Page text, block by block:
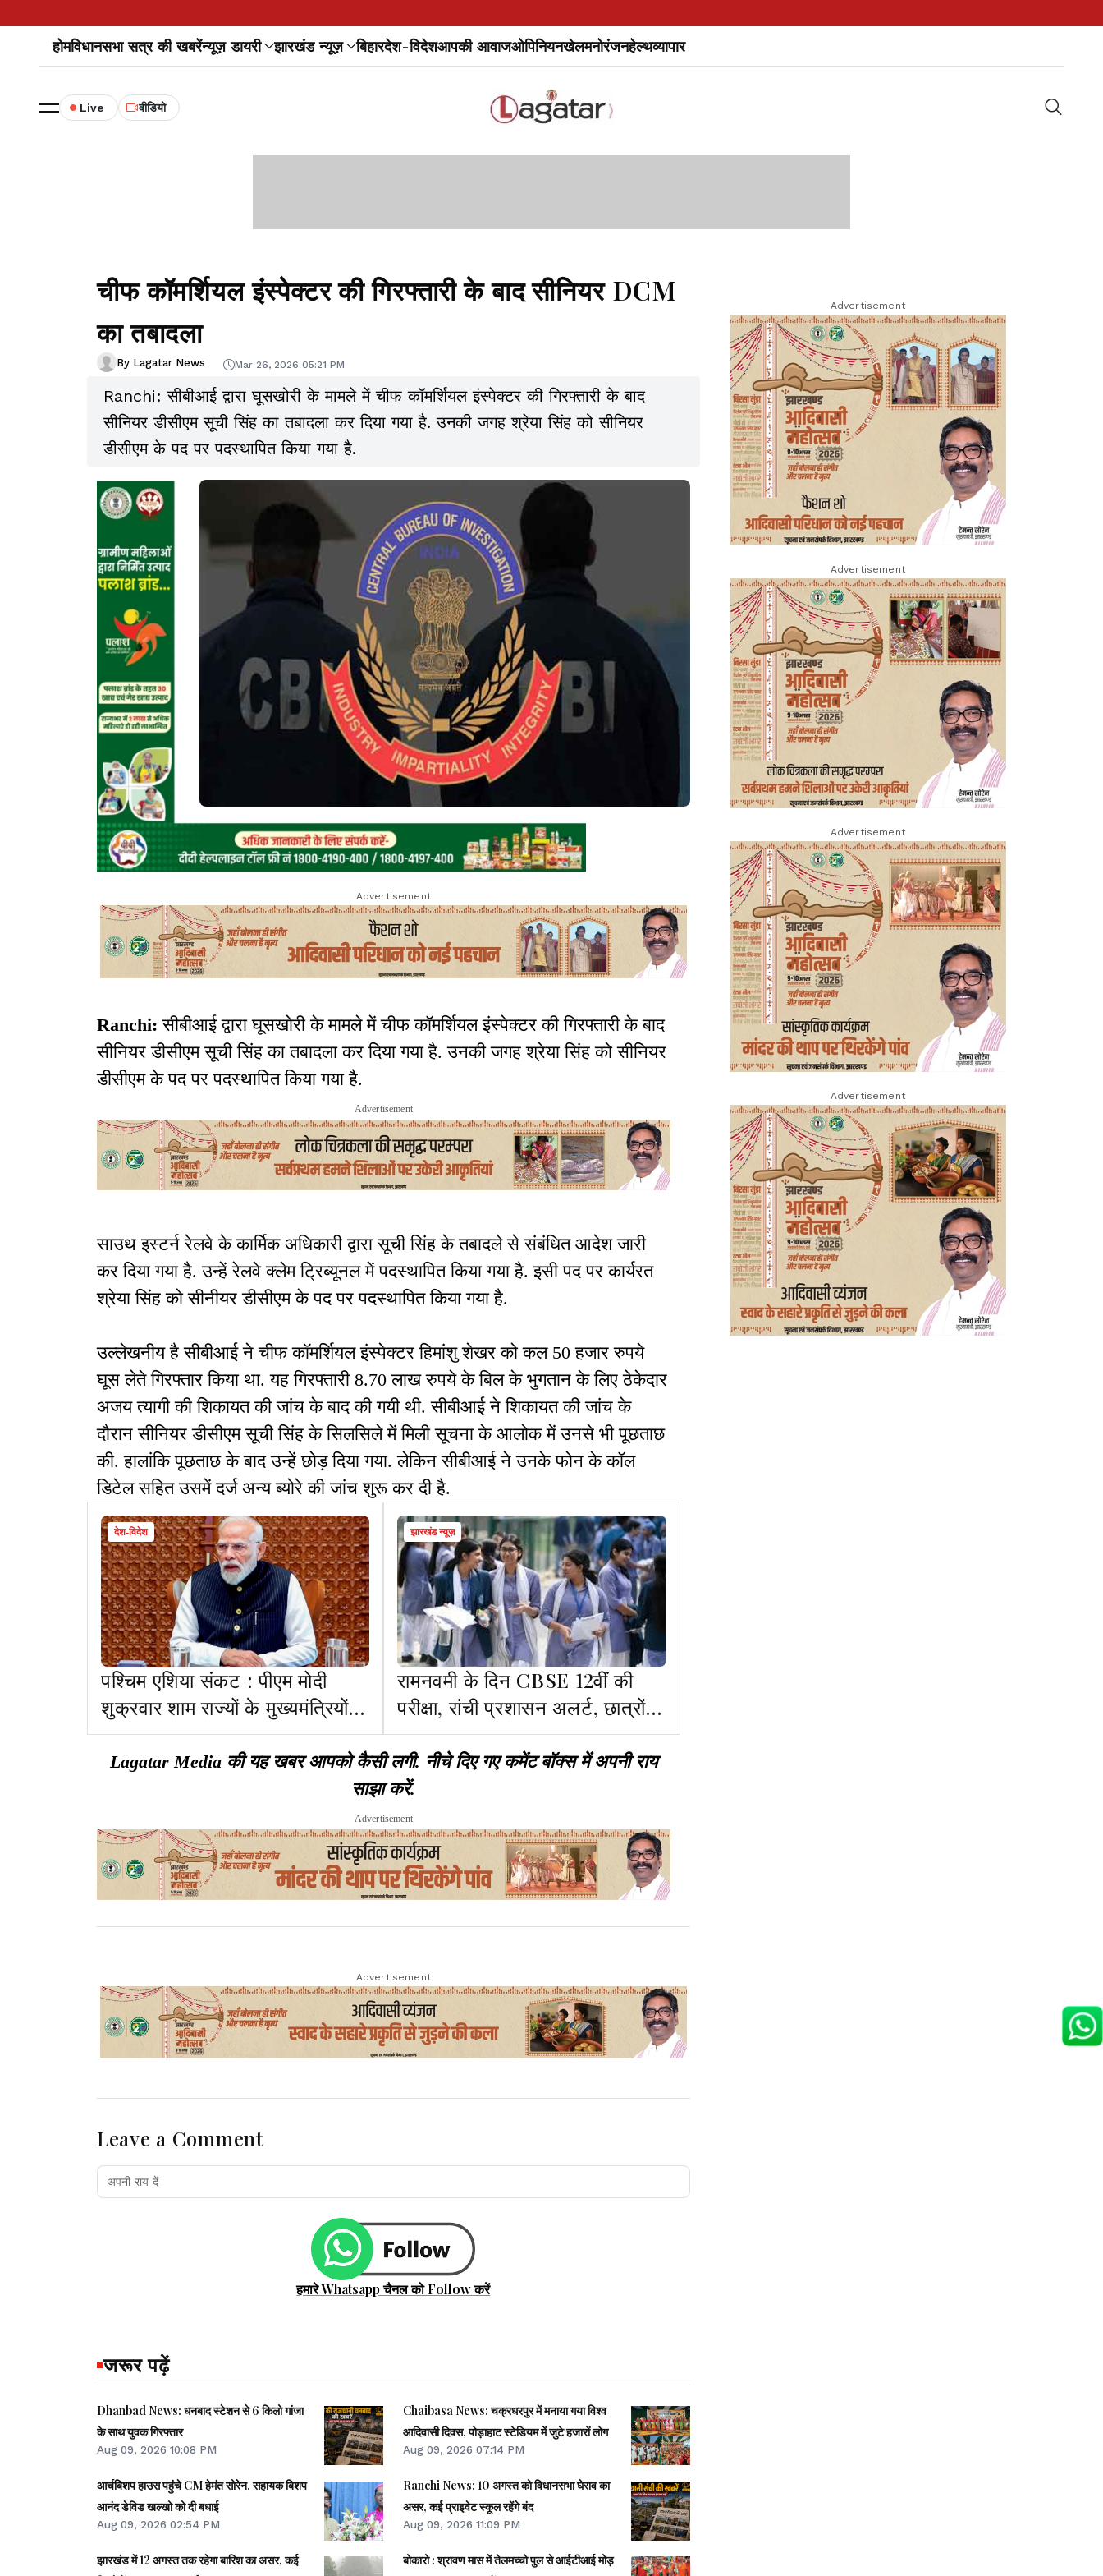
होमविधानसभा सत्र की खबरेंन्यूज़ डायरी झारखंड न्यूज़ बिहारदेश-विदेशआपकी आवाजओपिनियनखेलमनोरंजनहेल्थव्यापार
Live वीडियो
चीफ कॉमर्शियल इंस्पेक्टर की गिरफ्तारी के बाद सीनियर DCM
का तबादला
By Lagatar News Mar 26, 2026 05:21 PM
Ranchi: सीबीआई द्वारा घूसखोरी के मामले में चीफ कॉमर्शियल इंस्पेक्टर की गिरफ्तारी के बाद
सीनियर डीसीएम सूची सिंह का तबादला कर दिया गया है. उनकी जगह श्रेया सिंह को सीनियर
डीसीएम के पद पर पदस्थापित किया गया है.
Advertisement
Ranchi: सीबीआई द्वारा घूसखोरी के मामले में चीफ कॉमर्शियल इंस्पेक्टर की गिरफ्तारी के बाद
सीनियर डीसीएम सूची सिंह का तबादला कर दिया गया है. उनकी जगह श्रेया सिंह को सीनियर
डीसीएम के पद पर पदस्थापित किया गया है.
Advertisement
साउथ इस्टर्न रेलवे के कार्मिक अधिकारी द्वारा सूची सिंह के तबादले से संबंधित आदेश जारी
कर दिया गया है. उन्हें रेलवे क्लेम ट्रिब्यूनल में पदस्थापित किया गया है. इसी पद पर कार्यरत
श्रेया सिंह को सीनीयर डीसीएम के पद पर पदस्थापित किया गया है.
उल्लेखनीय है सीबीआई ने चीफ कॉमर्शियल इंस्पेक्टर हिमांशु शेखर को कल 50 हजार रुपये
घूस लेते गिरफ्तार किया था. यह गिरफ्तारी 8.70 लाख रुपये के बिल के भुगतान के लिए ठेकेदार
अजय त्यागी की शिकायत की जांच के बाद की गयी थी. सीबीआई ने शिकायत की जांच के
दौरान सीनियर डीसीएम सूची सिंह के सिलसिले में मिली सूचना के आलोक में उनसे भी पूछताछ
की. हालांकि पूछताछ के बाद उन्हें छोड़ दिया गया. लेकिन सीबीआई ने उनके फोन के कॉल
डिटेल सहित उसमें दर्ज अन्य ब्योरे की जांच शुरू कर दी है.
देश-विदेश
पश्चिम एशिया संकट : पीएम मोदी
शुक्रवार शाम राज्यों के मुख्यमंत्रियों से
बात करेंगे
झारखंड न्यूज़
रामनवमी के दिन CBSE 12वीं की
परीक्षा, रांची प्रशासन अलर्ट, छात्रों
को अफवाहों से दूर रहने की सलाह
Lagatar Media की यह खबर आपको कैसी लगी. नीचे दिए गए कमेंट बॉक्स में अपनी राय
साझा करें.
Advertisement
Advertisement
Leave a Comment
हमारे Whatsapp चैनल को Follow करें
जरूर पढ़ें
Dhanbad News: धनबाद स्टेशन से 6 किलो गांजा
के साथ युवक गिरफ्तार
Aug 09, 2026 10:08 PM
आर्चबिशप हाउस पहुंचे CM हेमंत सोरेन, सहायक बिशप
आनंद डेविड खल्खो को दी बधाई
Aug 09, 2026 02:54 PM
झारखंड में 12 अगस्त तक रहेगा बारिश का असर, कई
Chaibasa News: चक्रधरपुर में मनाया गया विश्व
आदिवासी दिवस, पोड़ाहाट स्टेडियम में जुटे हजारों लोग
Aug 09, 2026 07:14 PM
Ranchi News: 10 अगस्त को विधानसभा घेराव का
असर, कई प्राइवेट स्कूल रहेंगे बंद
Aug 09, 2026 11:09 PM
बोकारो : श्रावण मास में तेलमच्चो पुल से आईटीआई मोड़
Advertisement
Advertisement
Advertisement
Advertisement